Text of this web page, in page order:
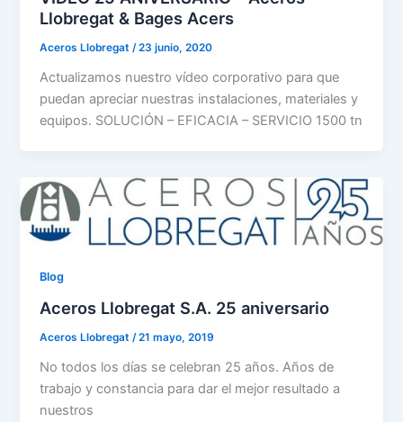
Llobregat & Bages Acers
Aceros Llobregat/23 junio, 2020
Actualizamos nuestro vídeo corporativo para que
puedan apreciar nuestras instalaciones, materiales y
equipos. SOLUCIÓN – EFICACIA – SERVICIO 1500 tn
Blog
Aceros Llobregat S.A. 25 aniversario
Aceros Llobregat /21 mayo, 2019
No todos los días se celebran 25 años. Años de
trabajo y constancia para dar el mejor resultado a
nuestros